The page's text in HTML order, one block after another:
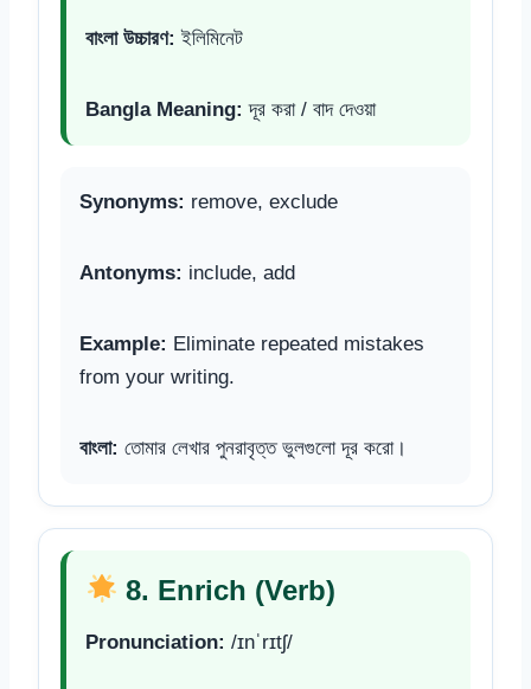
বাংলা উচ্চারণ: ইলিমিনেট
Bangla Meaning: দূর করা / বাদ দেওয়া
Synonyms: remove, exclude
Antonyms: include, add
Example: Eliminate repeated mistakes
from your writing.
বাংলা: তোমার লেখার পুনরাবৃত্ত ভুলগুলো দূর করো।
8. Enrich (Verb)
Pronunciation: /ɪnˈrɪtʃ/